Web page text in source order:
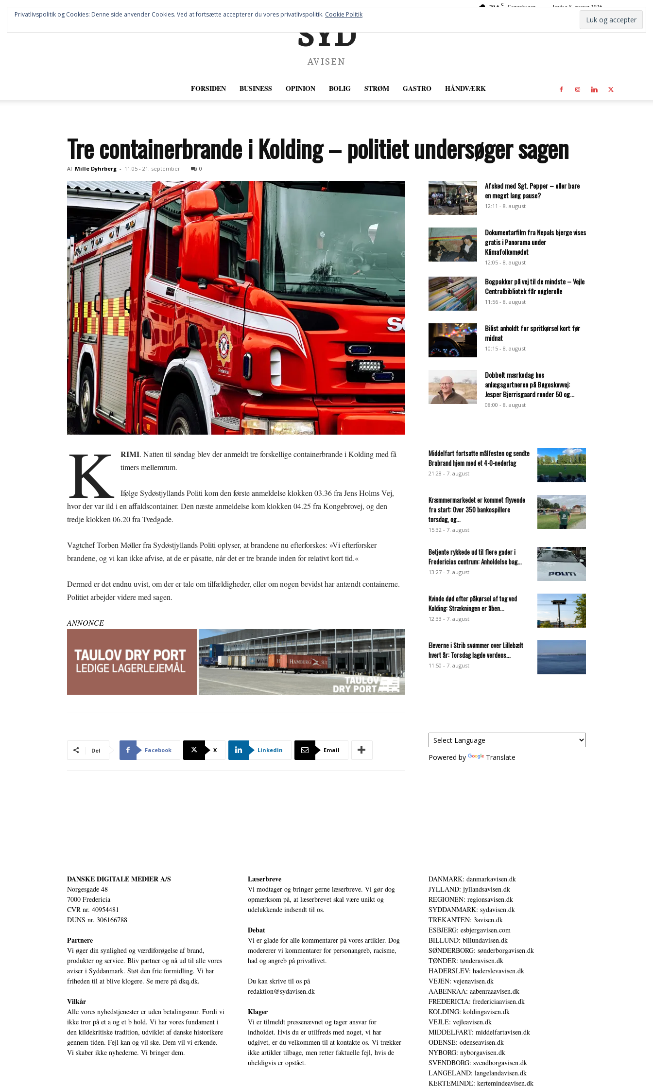
20.6 C Copenhagen lørdag 8. august 2026
SYD
AVISEN
FORSIDEN BUSINESS OPINION BOLIG STRØM GASTRO HÅNDVÆRK
Tre containerbrande i Kolding – politiet undersøger sagen
Af Mille Dyhrberg - 11:05 - 21. september 0
K RIMI. Natten til søndag blev der anmeldt tre forskellige containerbrande i Kolding med få
timers mellemrum.
Ifølge Sydøstjyllands Politi kom den første anmeldelse klokken 03.36 fra Jens Holms Vej,
hvor der var ild i en affaldscontainer. Den næste anmeldelse kom klokken 04.25 fra Kongebrovej, og den
tredje klokken 06.20 fra Tvedgade.
Vagtchef Torben Møller fra Sydøstjyllands Politi oplyser, at brandene nu efterforskes: »Vi efterforsker
brandene, og vi kan ikke afvise, at de er påsatte, når det er tre brande inden for relativt kort tid.«
Dermed er det endnu uvist, om der er tale om tilfældigheder, eller om nogen bevidst har antændt containerne.
Politiet arbejder videre med sagen.
ANNONCE
Del Facebook X Linkedin Email
Afsked med Sgt. Pepper – eller bare
en meget lang pause?
12:11 - 8. august
Dokumentarfilm fra Nepals bjerge vises
gratis i Panorama under
Klimafolkemødet
12:05 - 8. august
Bogpakker på vej til de mindste – Vejle
Centralbibliotek får nøglerolle
11:56 - 8. august
Bilist anholdt for spritkørsel kort før
midnat
10:15 - 8. august
Dobbelt mærkedag hos
anlægsgartneren på Bøgeskovvej:
Jesper Bjerrisgaard runder 50 og...
08:00 - 8. august
Middelfart fortsatte målfesten og sendte
Brabrand hjem med et 4-0-nederlag
21:28 - 7. august
Kræmmermarkedet er kommet flyvende
fra start: Over 350 bankospillere
torsdag, og...
15:32 - 7. august
Betjente rykkede ud til flere gader i
Fredericias centrum: Anholdelse bag...
13:27 - 7. august
Kvinde død efter påkørsel af tog ved
Kolding: Strækningen er åben...
12:33 - 7. august
Eleverne i Strib svømmer over Lillebælt
hvert år: Torsdag lagde verdens...
11:50 - 7. august
Powered by Translate
DANSKE DIGITALE MEDIER A/S
Norgesgade 48
7000 Fredericia
CVR nr. 40954481
DUNS nr. 306166788
Partnere
Vi øger din synlighed og værdiforøgelse af brand,
produkter og service. Bliv partner og nå ud til alle vores
aviser i Syddanmark. Støt den frie formidling. Vi har
friheden til at blive klogere. Se mere på dkq.dk.
Vilkår
Alle vores nyhedstjenester er uden betalingsmur. Fordi vi
ikke tror på et a og et b hold. Vi har vores fundament i
den kildekritiske tradition, udviklet af danske historikere
gennem tiden. Fejl kan og vil ske. Dem vil vi erkende.
Vi skaber ikke nyhederne. Vi bringer dem.
Læserbreve
Vi modtager og bringer gerne læserbreve. Vi gør dog
opmærksom på, at læserbrevet skal være unikt og
udelukkende indsendt til os.
Debat
Vi er glade for alle kommentarer på vores artikler. Dog
modererer vi kommentarer for personangreb, racisme,
had og angreb på privatlivet.
Du kan skrive til os på
redaktion@sydavisen.dk
Klager
Vi er tilmeldt pressenævnet og tager ansvar for
indholdet. Hvis du er utilfreds med noget, vi har
udgivet, er du velkommen til at kontakte os. Vi trækker
ikke artikler tilbage, men retter faktuelle fejl, hvis de
uheldigvis er opstået.
DANMARK: danmarkavisen.dk
JYLLAND: jyllandsavisen.dk
REGIONEN: regionsavisen.dk
SYDDANMARK: sydavisen.dk
TREKANTEN: 3avisen.dk
ESBJERG: esbjergavisen.com
BILLUND: billundavisen.dk
SØNDERBORG: sønderborgavisen.dk
TØNDER: tønderavisen.dk
HADERSLEV: haderslevavisen.dk
VEJEN: vejenavisen.dk
AABENRAA: aabenraaavisen.dk
FREDERICIA: fredericiaavisen.dk
KOLDING: koldingavisen.dk
VEJLE: vejleavisen.dk
MIDDELFART: middelfartavisen.dk
ODENSE: odenseavisen.dk
NYBORG: nyborgavisen.dk
SVENDBORG: svendborgavisen.dk
LANGELAND: langelandavisen.dk
KERTEMINDE: kertemindeavisen.dk
Privatlivspolitik og Cookies: Denne side anvender Cookies. Ved at fortsætte accepterer du vores privatlivspolitik. Cookie Politik